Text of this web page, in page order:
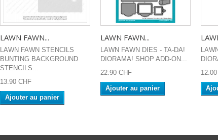
LAWN FAWN...
LAWN FAWN STENCILS
BUNTING BACKGROUND
STENCILS...
13.90 CHF
Ajouter au panier
LAWN FAWN...
LAWN FAWN DIES - TA-DA!
DIORAMA! SHOP ADD-ON...
22.90 CHF
Ajouter au panier